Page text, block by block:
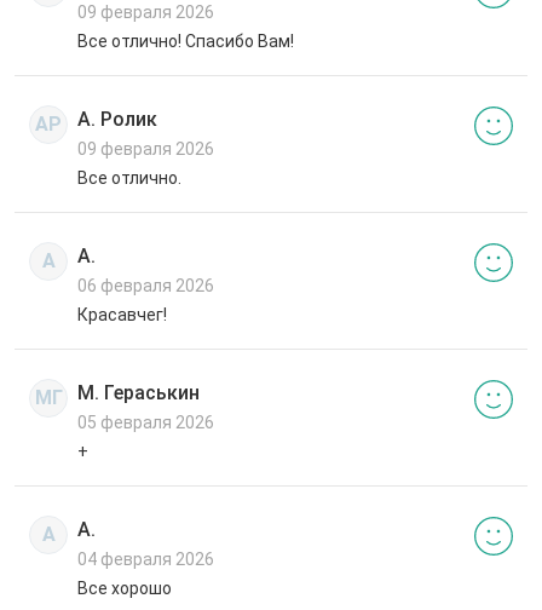
09 февраля 2026
Все отлично! Спасибо Вам!
АР А. Ролик
09 февраля 2026
Все отлично.
А А.
06 февраля 2026
Красавчег!
МГ М. Гераськин
05 февраля 2026
+
А А.
04 февраля 2026
Все хорошо